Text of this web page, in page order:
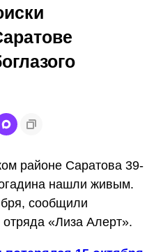
районе Саратова 39-
нашли живым.
сообщили
«Лиза Алерт».